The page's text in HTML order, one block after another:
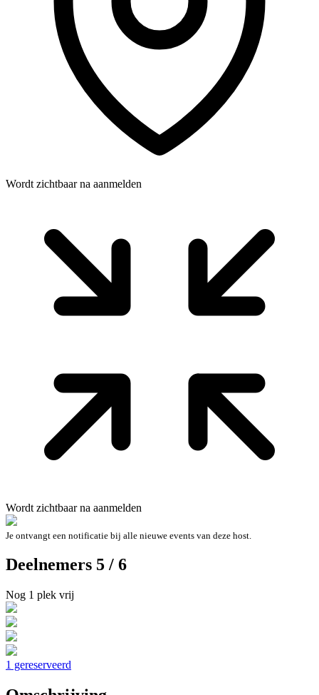
Wordt zichtbaar na aanmelden
Wordt zichtbaar na aanmelden
Je ontvangt een notificatie bij alle nieuwe events van deze host.
Deelnemers 5 / 6
Nog 1 plek vrij
1 gereserveerd